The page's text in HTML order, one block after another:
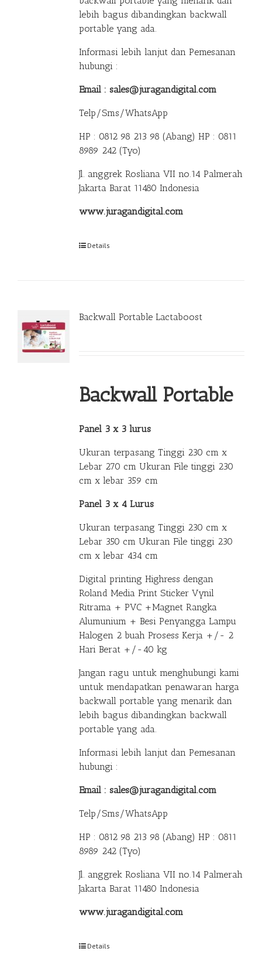
lebih bagus dibandingkan backwall
portable yang ada.
Informasi lebih lanjut dan Pemesanan
hubungi :
Email : sales@juragandigital.com
Telp/Sms/WhatsApp
HP : 0812 98 213 98 (Abang) HP : 0811
8989 242 (Tyo)
Jl. anggrek Rosliana VII no.14 Palmerah
Jakarta Barat 11480 Indonesia
www.juragandigital.com
Details
Backwall Portable Lactaboost
Backwall Portable
Panel 3 x 3 lurus
Ukuran terpasang Tinggi 230 cm x
Lebar 270 cm Ukuran File tinggi 230
cm x lebar 359 cm
Panel 3 x 4 Lurus
Ukuran terpasang Tinggi 230 cm x
Lebar 350 cm Ukuran File tinggi 230
cm x lebar 434 cm
Digital printing Highress dengan
Roland Media Print Sticker Vynil
Ritrama + PVC +Magnet Rangka
Alumunium + Besi Penyangga Lampu
Halogen 2 buah Prosess Kerja +/- 2
Hari Berat +/-40 kg
Jangan ragu untuk menghubungi kami
untuk mendapatkan penawaran harga
backwall portable yang menarik dan
lebih bagus dibandingkan backwall
portable yang ada.
Informasi lebih lanjut dan Pemesanan
hubungi :
Email : sales@juragandigital.com
Telp/Sms/WhatsApp
HP : 0812 98 213 98 (Abang) HP : 0811
8989 242 (Tyo)
Jl. anggrek Rosliana VII no.14 Palmerah
Jakarta Barat 11480 Indonesia
www.juragandigital.com
Details